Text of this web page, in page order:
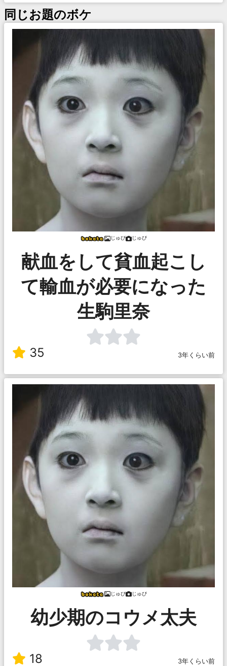
同じお題のボケ
じゅぴ じゅぴ
献血をして貧血起こし
て輸血が必要になった
生駒里奈
35 3年くらい前
じゅぴ じゅぴ
幼少期のコウメ太夫
18 3年くらい前